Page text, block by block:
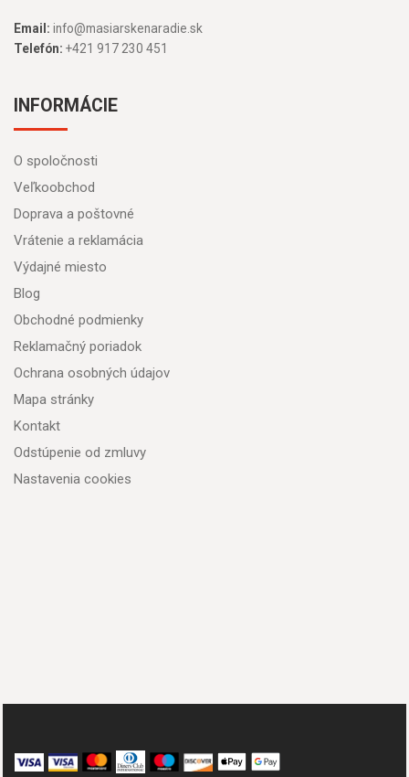
Email: info@masiarskenaradie.sk
Telefón: +421 917 230 451
INFORMÁCIE
O spoločnosti
Veľkoobchod
Doprava a poštovné
Vrátenie a reklamácia
Výdajné miesto
Blog
Obchodné podmienky
Reklamačný poriadok
Ochrana osobných údajov
Mapa stránky
Kontakt
Odstúpenie od zmluvy
Nastavenia cookies